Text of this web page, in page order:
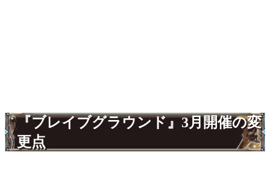
『ブレイブグラウンド』3月開催の変
更点